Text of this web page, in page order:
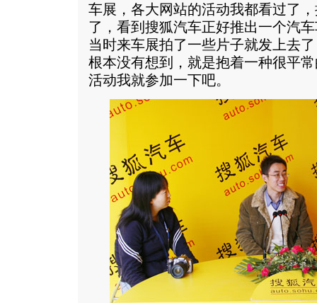
车展，各大网站的活动我都看过了
了，看到搜狐汽车正好推出一个汽
当时来车展拍了一些片子就发上去
根本没有想到，就是抱着一种很平
活动我就参加一下吧。